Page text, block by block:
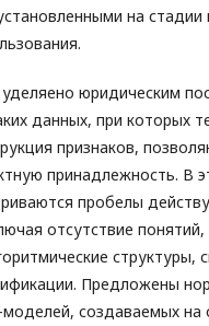
на стадии
юридическим
данных, при которых
признаков,
принадлежность. В
пробелы
отсутствие понятий,
структуры,
Предложены
создаваемых на